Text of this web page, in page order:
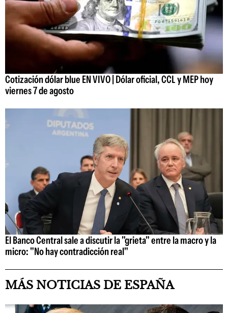
Cotización dólar blue EN VIVO | Dólar oficial, CCL y MEP hoy
viernes 7 de agosto
El Banco Central sale a discutir la "grieta" entre la macro y la
micro: "No hay contradicción real"
MÁS NOTICIAS DE ESPAÑA